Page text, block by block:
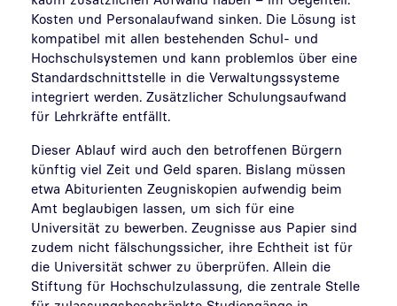
Kosten und Personalaufwand sinken. Die Lösung ist
kompatibel mit allen bestehenden Schul- und
Hochschulsystemen und kann problemlos über eine
Standardschnittstelle in die Verwaltungssysteme
integriert werden. Zusätzlicher Schulungsaufwand
für Lehrkräfte entfällt.
Dieser Ablauf wird auch den betroffenen Bürgern
künftig viel Zeit und Geld sparen. Bislang müssen
etwa Abiturienten Zeugniskopien aufwendig beim
Amt beglaubigen lassen, um sich für eine
Universität zu bewerben. Zeugnisse aus Papier sind
zudem nicht fälschungssicher, ihre Echtheit ist für
die Universität schwer zu überprüfen. Allein die
Stiftung für Hochschulzulassung, die zentrale Stelle